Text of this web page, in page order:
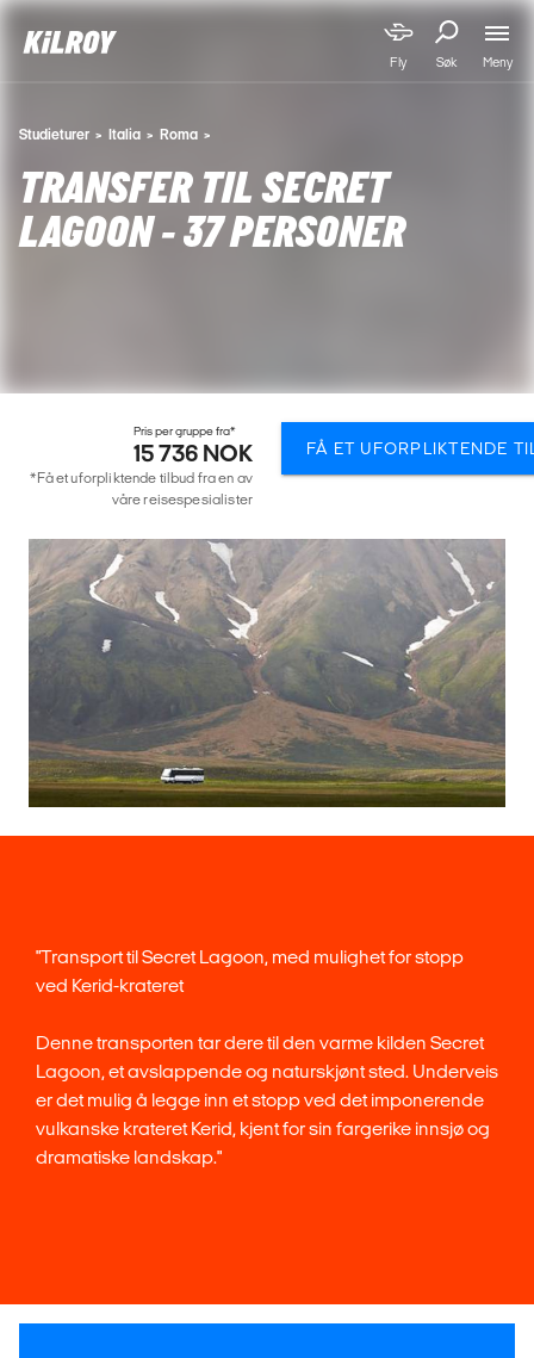
Fly Søk Meny
Studieturer Italia Roma
TRANSFER TIL SECRET
LAGOON - 37 PERSONER
"Transport til Secret Lagoon, med mulighet for stopp
ved Kerid-krateret
Denne transporten tar dere til den varme kilden Secret
Lagoon, et avslappende og naturskjønt sted. Underveis
er det mulig å legge inn et stopp ved det imponerende
vulkanske krateret Kerid, kjent for sin fargerike innsjø og
dramatiske landskap."
Pris per gruppe fra*
15 736 NOK
*Få et uforpliktende tilbud fra en av
våre reisespesialister
FÅ ET UFORPLIKTENDE